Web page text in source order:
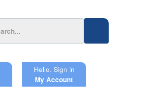
Hello. Sign in
My Account